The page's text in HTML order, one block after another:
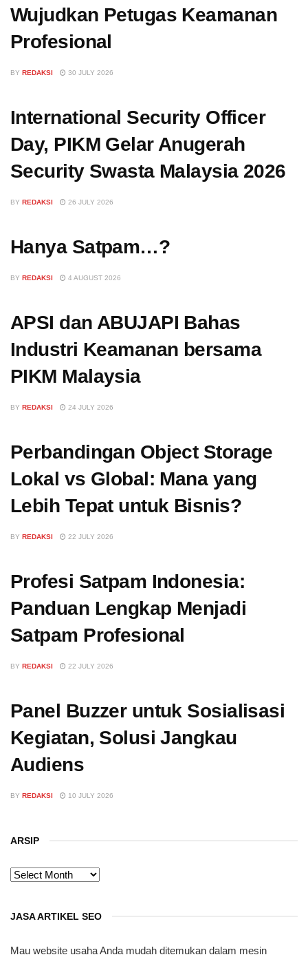
Wujudkan Petugas Keamanan
Profesional
BY REDAKSI 30 JULY 2026
International Security Officer
Day, PIKM Gelar Anugerah
Security Swasta Malaysia 2026
BY REDAKSI 26 JULY 2026
Hanya Satpam…?
BY REDAKSI 4 AUGUST 2026
APSI dan ABUJAPI Bahas
Industri Keamanan bersama
PIKM Malaysia
BY REDAKSI 24 JULY 2026
Perbandingan Object Storage
Lokal vs Global: Mana yang
Lebih Tepat untuk Bisnis?
BY REDAKSI 22 JULY 2026
Profesi Satpam Indonesia:
Panduan Lengkap Menjadi
Satpam Profesional
BY REDAKSI 22 JULY 2026
Panel Buzzer untuk Sosialisasi
Kegiatan, Solusi Jangkau
Audiens
BY REDAKSI 10 JULY 2026
ARSIP
ARSIP
JASA ARTIKEL SEO
Mau website usaha Anda mudah ditemukan dalam mesin